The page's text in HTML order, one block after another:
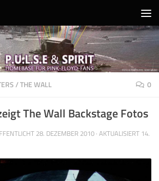
/THE WALL 0
The Wall Backstage Fotos
28. DEZEMBER 2010 · AKTUALISIERT 14.